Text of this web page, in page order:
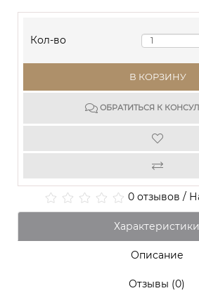
Кол-во
В КОРЗИНУ
ОБРАТИТЬСЯ К
0 отзывов /
Характеристики
Описание
Отзывы (0)